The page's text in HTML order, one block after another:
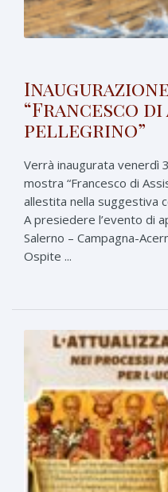
“Francesco
pellegrino”
Verrà inaugurata venerdì
mostra “Francesco di
allestita nella suggestiva
A presiedere l’evento di
Salerno – Campagna-
Ospite ...